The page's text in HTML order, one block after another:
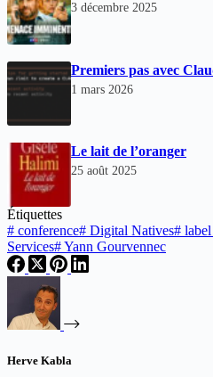
3 décembre 2025
Premiers pas avec
1 mars 2026
Le lait de l’oranger
25 août 2025
Étiquettes
# conference# Digital Natives#
Services#Yann Gourvennec
Herve Kabla